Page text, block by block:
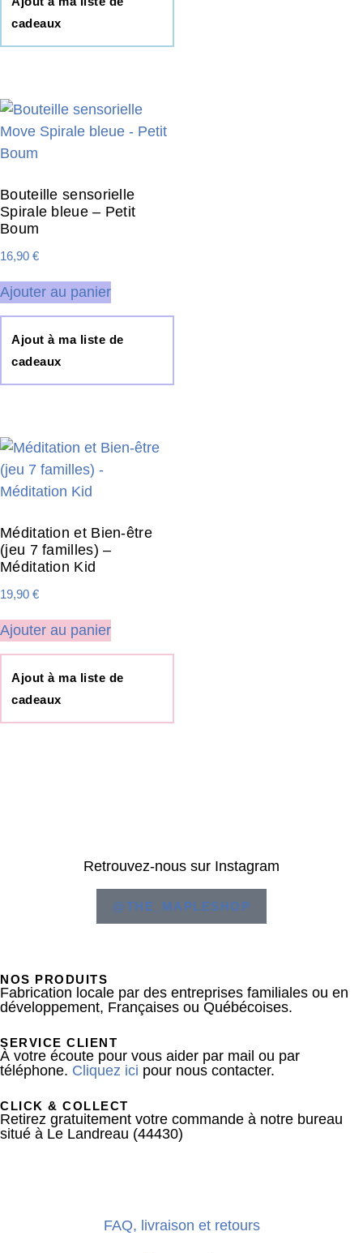
cadeaux
Bouteille sensorielle
Spirale bleue – Petit
Boum
16,90 €
Ajouter au panier
Ajout à ma liste de
cadeaux
Méditation et Bien-être
(jeu 7 familles) –
Méditation Kid
19,90 €
Ajouter au panier
Ajout à ma liste de
cadeaux
Retrouvez-nous sur Instagram
@THE_MAPLESHOP
NOS PRODUITS
Fabrication locale par des entreprises familiales ou en
développement, Françaises ou Québécoises.
SERVICE CLIENT
À votre écoute pour vous aider par mail ou par
téléphone. Cliquez ici pour nous contacter.
CLICK & COLLECT
Retirez gratuitement votre commande à notre bureau
situé à Le Landreau (44430)
FAQ, livraison et retours